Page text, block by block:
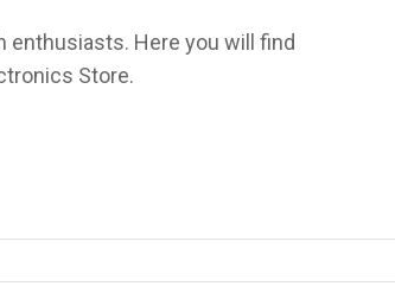
enthusiasts. Here you will find
Store.